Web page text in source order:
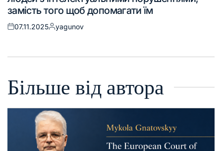
замість того щоб допомагати їм
07.11.2025 yagunov
Більше від автора